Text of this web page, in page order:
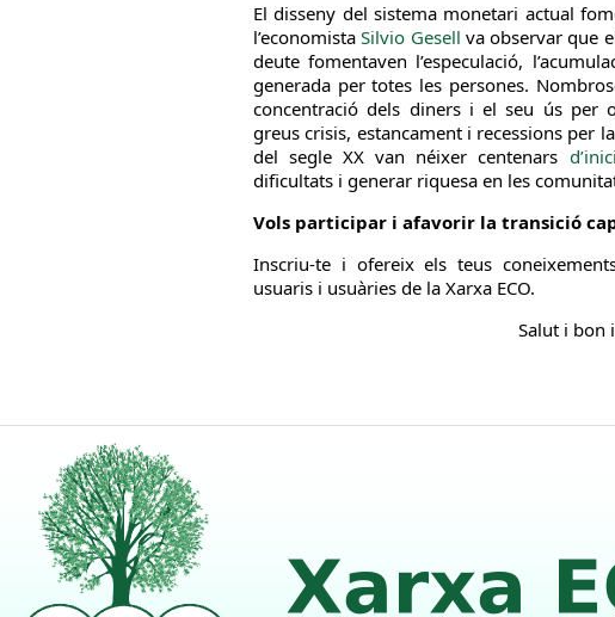
El disseny del sistema monetari actual
l’economistaSilvio Gesell va observar que
deute fomentaven l’especulació,
generada per totes les persones.
concentració dels diners i el seu ús per
greus crisis, estancament i recessions per
del segle XX van néixer centenars
dificultats i generar riquesa en les
Vols participar i afavorir la transició
Inscriu-te i ofereix els teus
usuaris i usuàries de la Xarxa ECO.
Salut i bon